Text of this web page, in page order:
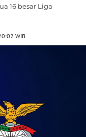
16 besar Liga
WIB